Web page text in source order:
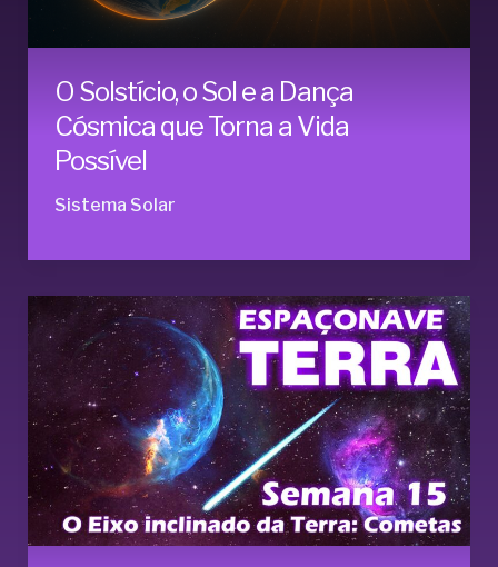
O Solstício, o Sol e a Dança
Cósmica que Torna a Vida
Possível
Sistema Solar